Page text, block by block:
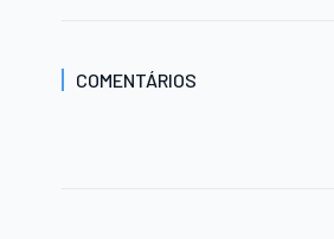
COMENTÁRIOS